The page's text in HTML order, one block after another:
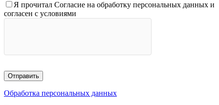
Я прочитал Согласие на обработку персональных данных и
согласен с условиями
Обработка персональных данных